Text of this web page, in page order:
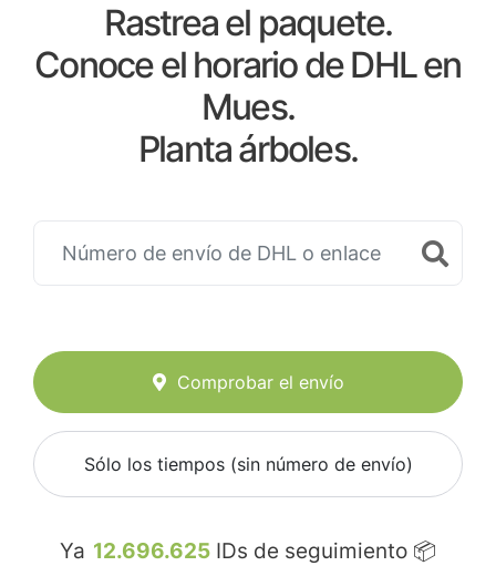
Rastrea el paquete.
Conoce el horario de DHL en
Mues.
Planta árboles.
Comprobar el envío
Sólo los tiempos (sin número de envío)
Ya 12.696.625 IDs de seguimiento 📦